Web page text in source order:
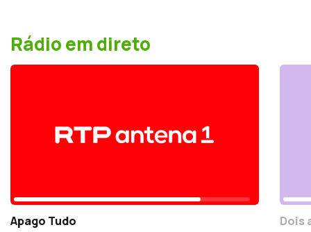
Rádio em direto
Apago Tudo Dois